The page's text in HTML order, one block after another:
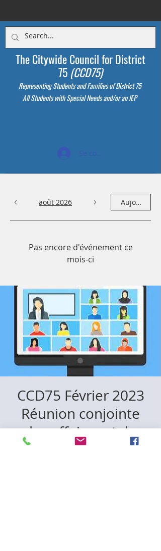
The Citywide Council for District
75 (CCD75)
Representing Students and Families of District 75
All Students with Special Needs and/or an IEP
Se connecter
août 2026 Aujourd'hui
Pas encore d'événement ce
mois-ci
CCD75 Février 2023
Réunion conjointe
des affaires et du
calendrier (hybride)